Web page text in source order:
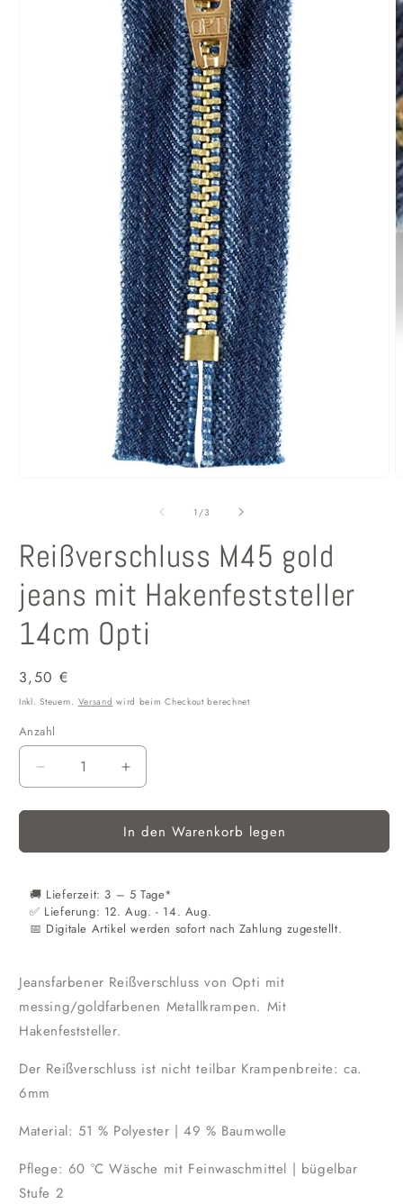
1 /von
3
Reißverschluss M45 gold
jeans mit Hakenfeststeller
14cm Opti
Normaler
Preis
3,50 €
Inkl. Steuern. Versand wird beim Checkout berechnet
Anzahl
Anzahl
Verringere
die
Menge
Reißverschluss
gold
jeans
mit
Opti
Erhöhe
die
Menge
für
Reißverschluss
gold
jeans
mit
Opti
In den Warenkorb legen
🚚 Lieferzeit: 3 – 5 Tage*
​​✅ Lieferung: 12. Aug. - 14. Aug.
📅 Digitale Artikel werden sofort nach Zahlung zugestellt.
Jeansfarbener Reißverschluss von Opti mit
messing/goldfarbenen Metallkrampen. Mit
Hakenfeststeller.
Der Reißverschluss ist nicht teilbar Krampenbreite: ca.
6mm
Material: 51 % Polyester | 49 % Baumwolle
Pflege: 60 °C Wäsche mit Feinwaschmittel | bügelbar
Stufe 2